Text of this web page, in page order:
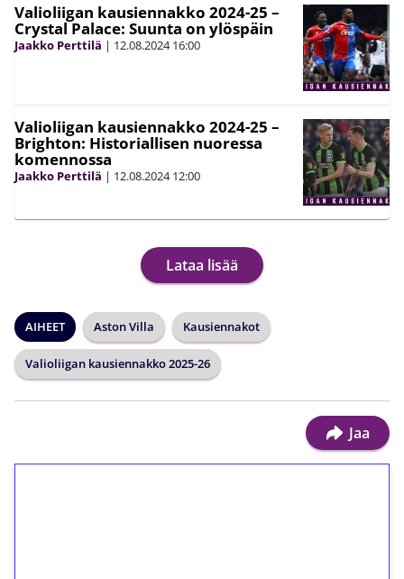
Valioliigan kausiennakko 2024-25 –
Crystal Palace: Suunta on ylöspäin
Jaakko Perttilä | 12.08.2024 16:00
Valioliigan kausiennakko 2024-25 –
Brighton: Historiallisen nuoressa
komennossa
Jaakko Perttilä | 12.08.2024 12:00
Lataa lisää
AIHEET Aston Villa Kausiennakot
Valioliigan kausiennakko 2025-26
Jaa